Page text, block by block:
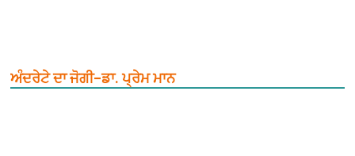
ਅੰਦਰੇਟੇ ਦਾ ਜੋਗੀ–ਡਾ. ਪ੍ਰੇਮ ਮਾਨ